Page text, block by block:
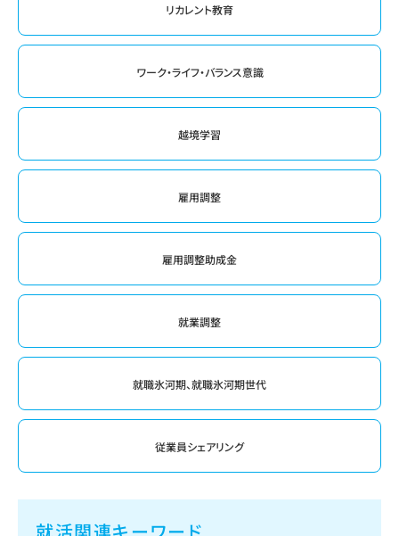
リカレント教育
ワーク・ライフ・バランス意識
越境学習
雇用調整
雇用調整助成金
就業調整
就職氷河期、就職氷河期世代
従業員シェアリング